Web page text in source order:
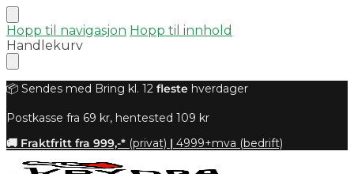
Hopp til navigasjon Hopp til innhold
Handlekurv
📦 Sendes med Bring kl. 12 fleste hverdager
Postkasse fra 69 kr, hentested 109 kr
🚚 Fraktfritt fra 999,-* (privat) | 4999+mva (bedrift)